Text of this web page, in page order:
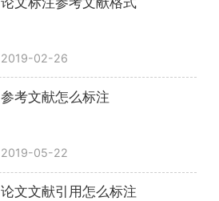
2019-02-26
参考文献怎么标注
2019-05-22
论文文献引用怎么标注